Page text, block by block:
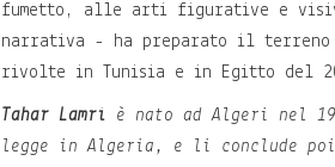
fumetto, alle arti figurative e
narrativa - ha preparato il terreno
rivolte in Tunisia e in Egitto del
Tahar Lamri è nato ad Algeri nel
legge in Algeria, e li conclude